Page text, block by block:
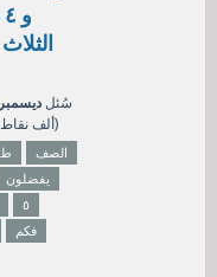
سُئل ديسمبر 30، 2024
202ألف نقاط)
الصف
يفضلون
٥
فكم